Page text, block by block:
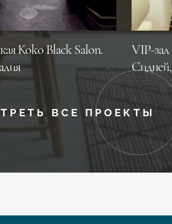
Koko Black Salon.
VIP-зал
ВСЕ ПРОЕКТЫ